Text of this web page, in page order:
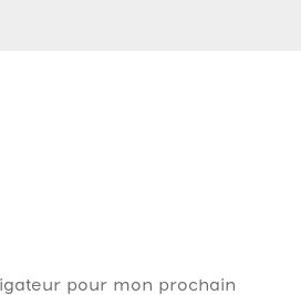
pour mon prochain